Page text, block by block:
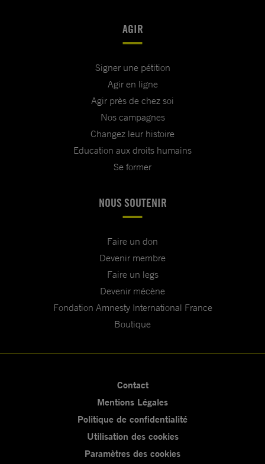
AGIR
Signer une pétition
Agir en ligne
Agir près de chez soi
Nos campagnes
Changez leur histoire
Education aux droits humains
Se former
NOUS SOUTENIR
Faire un don
Devenir membre
Faire un legs
Devenir mécène
Fondation Amnesty International France
Boutique
Contact
Mentions Légales
Politique de confidentialité
Utilisation des cookies
Paramètres des cookies